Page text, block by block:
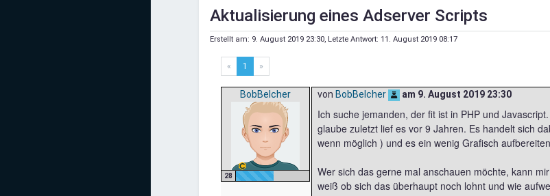
Aktualisierung eines Adserver Scripts
Erstellt am: 9. August 2019 23:30, Letzte Antwort: 11. August 2019 08:17
« 1 »
BobBelcher
28
von BobBelcher am 9. August 2019 23:30
Ich suche jemanden, der fit ist in PHP und
glaube zuletzt lief es vor 9 Jahren. Es handelt sich
wenn möglich ) und es ein wenig Grafisch
Wer sich das gerne mal anschauen möchte, kann
weiß ob sich das überhaupt noch lohnt und wie